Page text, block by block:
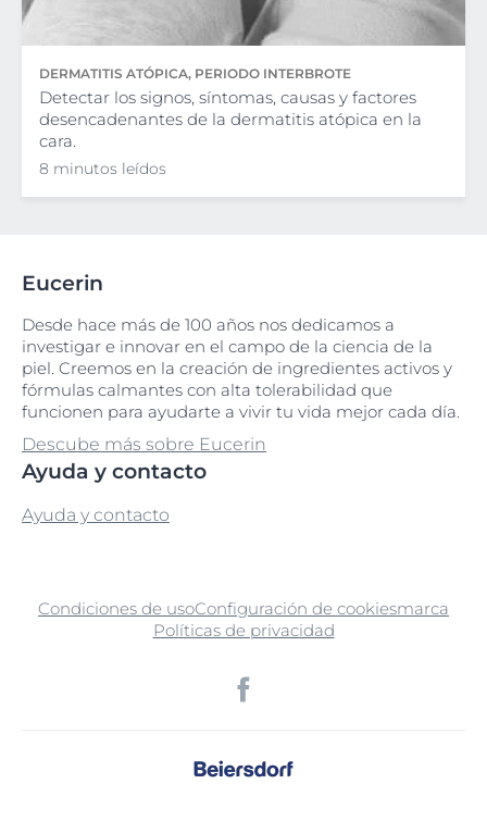
DERMATITIS ATÓPICA, PERIODO INTERBROTE
Detectar los signos, síntomas, causas y factores
desencadenantes de la dermatitis atópica en la
cara.
8 minutos leídos
Eucerin
Desde hace más de 100 años nos dedicamos a
investigar e innovar en el campo de la ciencia de la
piel. Creemos en la creación de ingredientes activos y
fórmulas calmantes con alta tolerabilidad que
funcionen para ayudarte a vivir tu vida mejor cada día.
Descube más sobre Eucerin
Ayuda y contacto
Ayuda y contacto
Condiciones de usoConfiguración de cookiesmarca
Políticas de privacidad